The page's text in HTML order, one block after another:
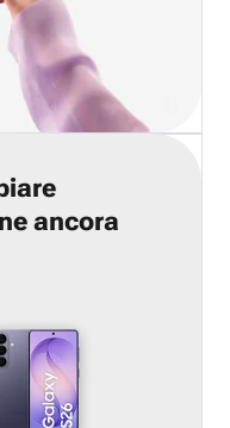
ancora